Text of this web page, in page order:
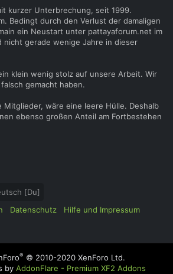
kurzer Unterbrechung, seit 1999.
Bedingt durch den Verlust der damaligen
ein Neustart unter pattayaforum.net im
nicht gerade wenige Jahre in dieser
klein wenig stolz auf unsere Arbeit. Wir
gemacht haben.
Mitglieder, wäre eine leere Hülle. Deshalb
ebenso großen Anteil am Fortbestehen
[Du]
Datenschutz
Hilfe und Impressum
® © 2010-2020 XenForo Ltd.
by AddonFlare - Premium XF2 Addons